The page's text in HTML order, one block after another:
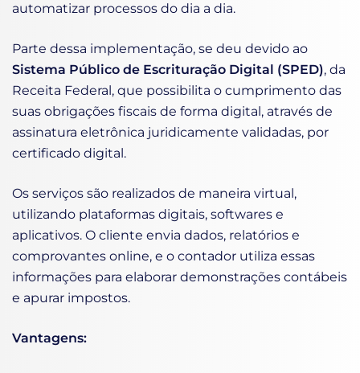
automatizar processos do dia a dia.
Parte dessa implementação, se deu devido ao
Sistema Público de Escrituração Digital (SPED), da
Receita Federal, que possibilita o cumprimento das
suas obrigações fiscais de forma digital, através de
assinatura eletrônica juridicamente validadas, por
certificado digital.
Os serviços são realizados de maneira virtual,
utilizando plataformas digitais, softwares e
aplicativos. O cliente envia dados, relatórios e
comprovantes online, e o contador utiliza essas
informações para elaborar demonstrações contábeis
e apurar impostos.
Vantagens: